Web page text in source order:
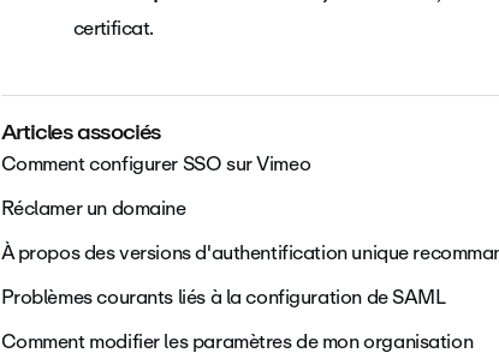
certificat.
Articles associés
Comment configurer SSO sur Vimeo
Réclamer un domaine
À propos des versions d'authentification unique
Problèmes courants liés à la configuration de SAML
Comment modifier les paramètres de mon organisation